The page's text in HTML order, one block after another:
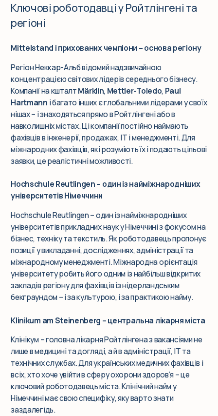
Ключові роботодавці у Ройтлінгені та
регіоні
Mittelstand і прихованих чемпіони – основа регіону
Регіон Неккар-Альб відомий надзвичайною
концентрацією світових лідерів середнього бізнесу.
Компанії на кшталтMärklin, Mettler-Toledo, Paul
Hartmann і багато інших є глобальними лідерами у своїх
нішах – і знаходяться прямо в Ройтлінгені або в
навколишніх містах. Ці компанії постійно наймають
фахівців в інженерії, продажах, IT і менеджменті. Для
міжнародних фахівців, які розуміють їх і подають цільові
заявки, це реалістичні можливості.
Hochschule Reutlingen – один із найміжнародніших
університетів Німеччини
Hochschule Reutlingen – один із найміжнародніших
університетів прикладних наук у Німеччині з фокусом на
бізнес, техніку та текстиль. Як роботодавець пропонує
позиції у викладанні, дослідженнях, адміністрації та
міжнародному менеджменті. Міжнародна орієнтація
університету робить його одним із найбільш відкритих
закладів регіону для фахівців із нідерландським
бекграундом – і за культурою, і за практикою найму.
Klinikum am Steinenberg – центральна лікарня міста
Клінікум – головна лікарня Ройтлінгена з вакансіями не
лише в медицині та догляді, а й в адміністрації, IT та
технічних службах. Для українських медичних фахівців і
всіх, хто хоче увійти в сферу охорони здоров’я – це
ключовий роботодавець міста. Клінічний найм у
Німеччині має свою специфіку, яку варто знати
заздалегідь.